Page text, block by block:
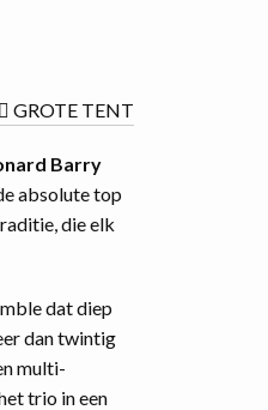
GROTE TENT
Barry
absolute top
die elk
dat diep
dan twintig
multi-
trio in een